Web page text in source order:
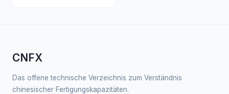
CNFX
Das offene technische Verzeichnis zum Verständnis
chinesischer Fertigungskapazitäten.